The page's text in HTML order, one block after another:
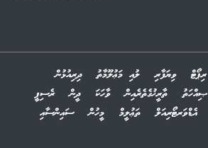
ރިޕޯޓް ވިޔަފާރި ލުއި މަޢުލޫމާތު
ދިރިއުޅުން
ޞިއްހަތު ތާރީޚުގެތެރެއިން ވާހަކަ ދީން
ރެސިޕީ
އެޑްވަރޓޯރިއަލް ތަޢުލީމް މީހުން
ސައިންސާއި